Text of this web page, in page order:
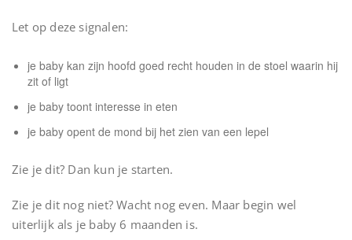
Let op deze signalen:
je baby kan zijn hoofd goed recht houden in de stoel waarin hij
zit of ligt
je baby toont interesse in eten
je baby opent de mond bij het zien van een lepel
Zie je dit? Dan kun je starten.
Zie je dit nog niet? Wacht nog even. Maar begin wel
uiterlijk als je baby 6 maanden is.